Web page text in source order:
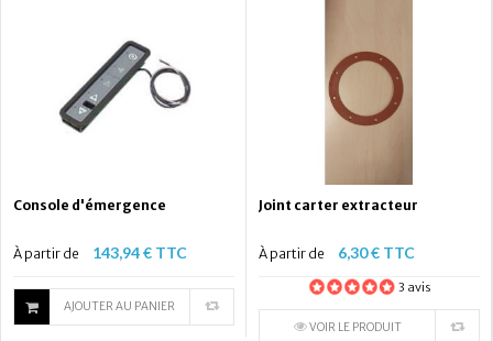
Console d'émergence
À partir de 143,94 € TTC
AJOUTER AU PANIER
Joint carter extracteur
À partir de 6,30 € TTC
3 avis
VOIR LE PRODUIT